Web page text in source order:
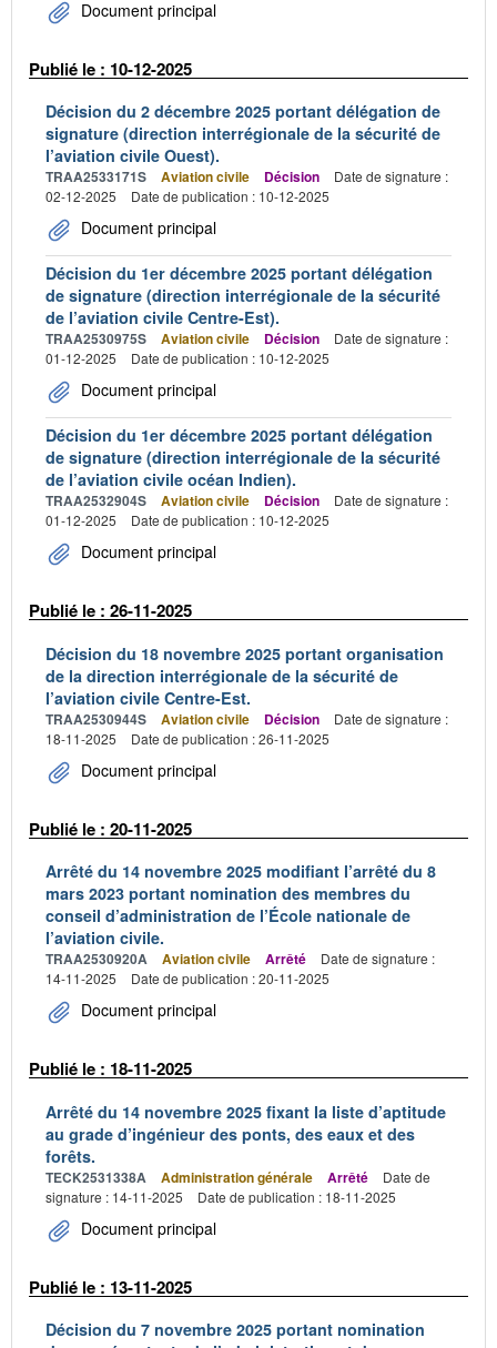
Document principal
Publié le : 10-12-2025
Décision du 2 décembre 2025 portant délégation de
signature (direction interrégionale de la sécurité de
l’aviation civile Ouest).
TRAA2533171S Aviation civile Décision
Date de signature :
02-12-2025
Date de publication : 10-12-2025
Document principal
Décision du 1er décembre 2025 portant délégation
de signature (direction interrégionale de la sécurité
de l’aviation civile Centre-Est).
TRAA2530975S Aviation civile Décision
Date de signature :
01-12-2025
Date de publication : 10-12-2025
Document principal
Décision du 1er décembre 2025 portant délégation
de signature (direction interrégionale de la sécurité
de l’aviation civile océan Indien).
TRAA2532904S Aviation civile Décision
Date de signature :
01-12-2025
Date de publication : 10-12-2025
Document principal
Publié le : 26-11-2025
Décision du 18 novembre 2025 portant organisation
de la direction interrégionale de la sécurité de
l’aviation civile Centre-Est.
TRAA2530944S Aviation civile Décision
Date de signature :
18-11-2025
Date de publication : 26-11-2025
Document principal
Publié le : 20-11-2025
Arrêté du 14 novembre 2025 modifiant l’arrêté du 8
mars 2023 portant nomination des membres du
conseil d’administration de l’École nationale de
l’aviation civile.
TRAA2530920A Aviation civile Arrêté
Date de signature :
14-11-2025
Date de publication : 20-11-2025
Document principal
Publié le : 18-11-2025
Arrêté du 14 novembre 2025 fixant la liste d’aptitude
au grade d’ingénieur des ponts, des eaux et des
forêts.
TECK2531338A Administration générale Arrêté
Date de
signature : 14-11-2025
Date de publication : 18-11-2025
Document principal
Publié le : 13-11-2025
Décision du 7 novembre 2025 portant nomination